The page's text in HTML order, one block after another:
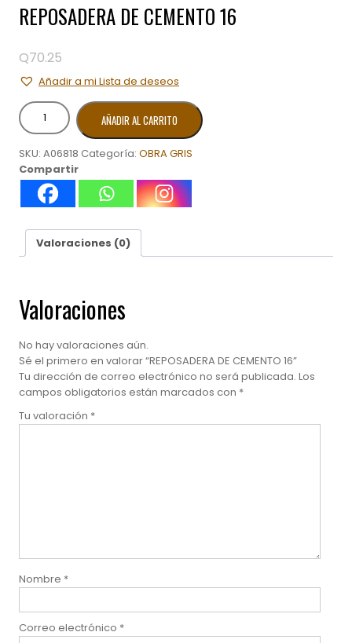
REPOSADERA DE CEMENTO 16
Q70.25
Añadir a mi Lista de deseos
REPOSADERA
DE
16
cantidad
AÑADIR AL CARRITO
SKU: A06818 Categoría: OBRA GRIS
Compartir
Valoraciones (0)
Valoraciones
No hay valoraciones aún.
Sé el primero en valorar “REPOSADERA DE CEMENTO 16”
Tu dirección de correo electrónico no será publicada. Los
campos obligatorios están marcados con *
Tu valoración *
Nombre *
Correo electrónico *